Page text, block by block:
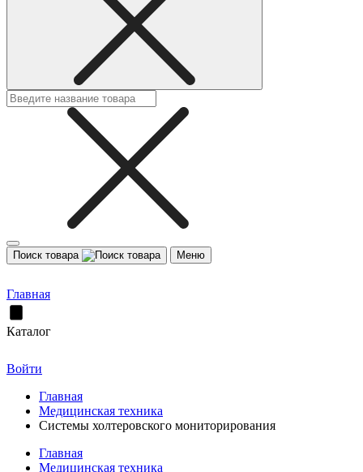
Поиск товара Меню
Главная
Каталог
Войти
Главная
Медицинская техника
Системы холтеровского мониторирования
Главная
Медицинская техника